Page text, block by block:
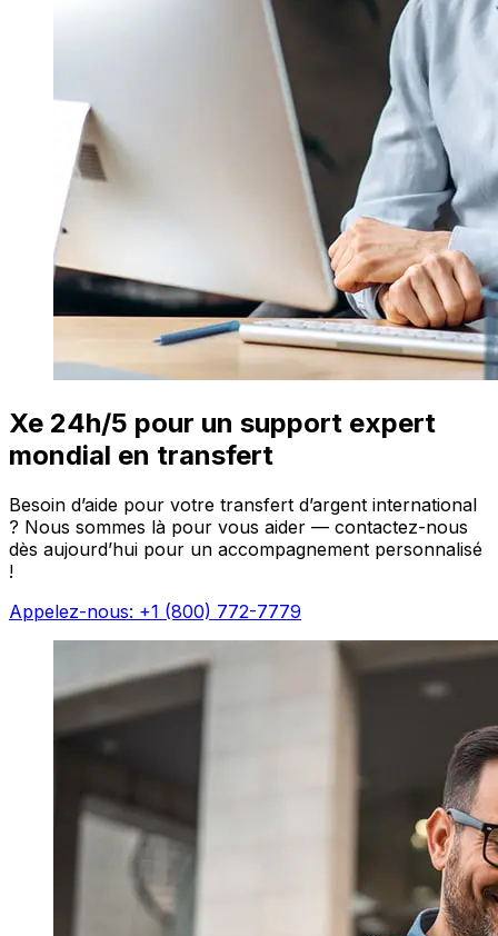
Xe 24h/5 pour un support expert
mondial en transfert
Besoin d’aide pour votre transfert d’argent international
? Nous sommes là pour vous aider — contactez-nous
dès aujourd’hui pour un accompagnement personnalisé
!
Appelez-nous: +1 (800) 772-7779